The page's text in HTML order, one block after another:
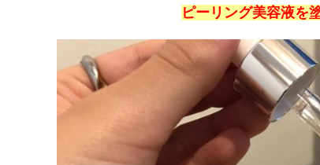
ピーリング美容液を